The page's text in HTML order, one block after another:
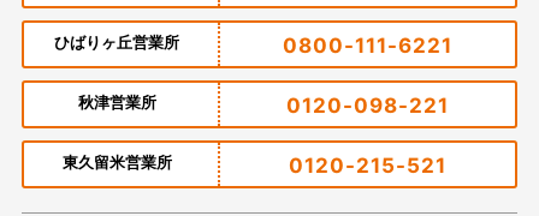
ひばりヶ丘営業所 0800-111-6221
秋津営業所 0120-098-221
東久留米営業所 0120-215-521